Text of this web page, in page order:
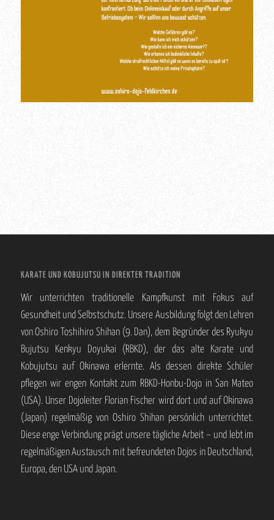
KARATE UND KOBUJUTSU IN DIREKTER TRADITION
Wir unterrichten traditionelle Kampfkunst mit Fokus auf
Gesundheit und Selbstschutz. Unsere Ausbildung folgt den Lehren
von Oshiro Toshihiro Shihan (9. Dan), dem Begründer des Ryukyu
Bujutsu Kenkyu Doyukai (RBKD), der das alte Karate und
Kobujutsu auf Okinawa erlernte. Als dessen direkte Schüler
pflegen wir engen Kontakt zum RBKD-Honbu-Dojo in San Mateo
(USA). Unser Dojoleiter Florian Fischer wird dort und auf Okinawa
(Japan) regelmäßig von Oshiro Shihan persönlich unterrichtet.
Diese enge Verbindung prägt unsere tägliche Arbeit – und lebt im
regelmäßigen Austausch mit befreundeten Dojos in Deutschland,
Europa, den USA und Japan.